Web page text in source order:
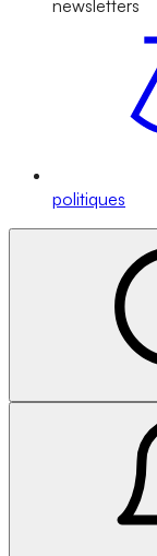
newsletters
politiques